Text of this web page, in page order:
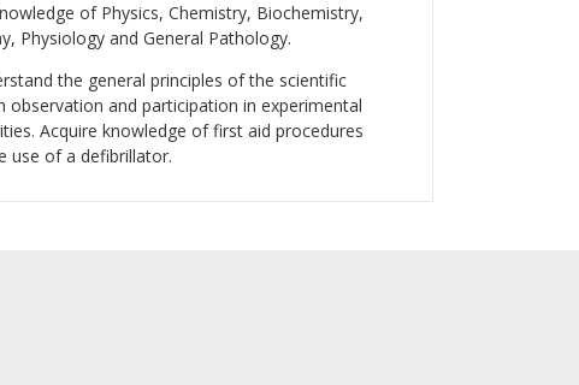
of Physics, Chemistry, Biochemistry,
Physiology and General Pathology.
the general principles of the scientific
observation and participation in experimental
Acquire knowledge of first aid procedures
use of a defibrillator.